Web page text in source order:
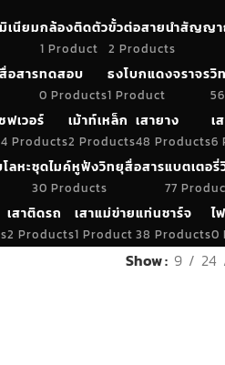
เนียมกล้องติดตัว
1 Product
ขั้วต่อสายนำสัญญ
2 Products
อสารทดสอบ
0 Products
ธงโบกแดงจราจร
1 Product
วิ
ฟเวอร์
Products
เม้าท์เหล็ก
2 Products
เสายาง
48 Products
เ
6
ลหะชุดไมค์หูฟังวิทยุสื่อสาร
30 Products
แบตเตอ
77
เสาติดรถ
2 Products
เสาแม่ข่าย
1 Product
แท่นชาร์จ
38 Products
ไ
0
Show 9 24